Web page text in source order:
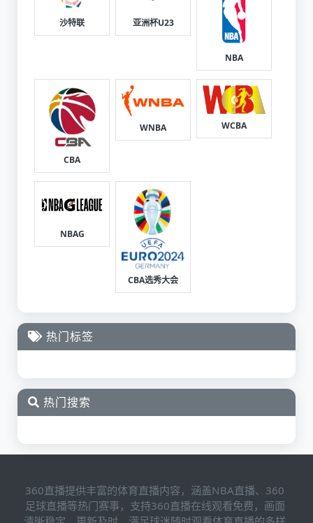
沙特联 亚洲杯U23
NBA
CBA
WNBA WCBA
NBAG
CBA选秀大会
热门标签
热门搜索
360直播提供丰富的体育直播内容，涵盖NBA直播、360
足球直播等热门赛事，支持360直播在线观看免费，画面